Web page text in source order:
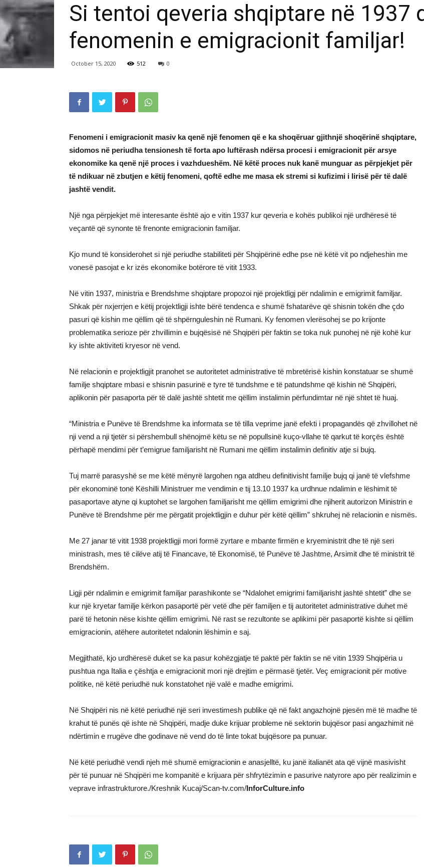
Si tentoi qeveria shqiptare në 1937
fenomenin e emigracionit familjar!
October 15, 2020 512 0
Fenomeni i emigracionit masiv ka qenë një fenomen që e ka shoqëruar gjithnjë shoqërinë shqiptare,
sidomos në periudha tensionesh të forta apo luftërash ndërsa procesi i emigracionit për arsye
ekonomike ka qenë një proces i vazhdueshëm. Në këtë proces nuk kanë munguar as përpjekjet për
të ndikuar në zbutjen e këtij fenomeni, qoftë edhe me masa ek stremi si kufizimi i lirisë për të dalë
jashtë vendit.
Një nga përpjekjet më interesante është ajo e vitin 1937 kur qeveria e kohës publikoi një urdhëresë të
veçantë që synonte të frenonte emigracionin familjar.
Kjo mund të konsiderohet si një periudhe stabiliteti për Shqipërinë edhe pse në këtë vit po ndjeheshin me
vonesë pasojat e kr izës ekonomike botërore të vitit 1933.
Në vitin 1937, ministria e Brendshme shqiptare propozoi një projektligj për ndalimin e emigrimit familjar.
Shkak për nxjerrjen e këtij projektligji ishte bërë tendenca e shumë fshatarëve që shisnin tokën dhe çdo
pasuri që kishin me qëllim që të shpërnguleshin në Rumani. Ky fenomen vlerësohej se po krijonte
problematika serioze për zhvillimin e bujqësisë në Shqipëri për faktin se toka nuk punohej në një kohë kur
ky ishte aktiviteti kryesor në vend.
Në relacionin e projektligjit pranohet se autoritetet administrative të mbretërisë kishin konstatuar se shumë
familje shqiptare mbasi e shisnin pasurinë e tyre të tundshme e të patundshme që kishin në Shqipëri,
aplikonin për pasaporta për të dalë jashtë shtetit me qëllim instalimin përfundimtar në një shtet të huaj.
“Ministria e Punëve të Brendshme ka informata se të tilla veprime janë efekti i propagandës që zhvillohet në
nji vend a nji tjetër si përshembull shënojmë këtu se në popullsinë kuço-vllahe të qarkut të korçës është
përhapë mendimi për t’emigrue familjarisht në Rumani me qëllim instalimin definitiv atje si bujq.
Tuj marrë parasyshë se me këtë mënyrë largohen nga atdheu definitivisht familje bujq qi janë të vlefshme
për ekonominë tonë Këshilli Ministruer me vendimin e tij 13.10 1937 ka urdhnue ndalimin e lëshimit të
pasaportave atyne qi kuptohet se largohen familjarisht me qëllim emigrimi dhe njiherit autorizon Ministrin e
Punëve të Brendshme për me përgatit projektligjin e duhur për këtë qëllim” shkruhej në relacionin e nismës.
Me 27 janar të vitit 1938 projektligji mori formë zyrtare e mbante firmën e kryeministrit dhe të një seri
ministrash, mes të cilëve atij të Financave, të Ekonomisë, të Punëve të Jashtme, Arsimit dhe të ministrit të
Brendshëm.
Ligji për ndalimin e emigrimit familjar parashikonte se “Ndalohet emigrimi familjarisht jashtë shtetit” dhe se
kur një kryetar familje kërkon pasaportë për vetë dhe për familjen e tij autoritetet administrative duhet më
parë të hetonin nëse kishte qëllim emigrimi. Në rast se rezultonte se aplikimi për pasaportë kishte si qëllim
emigracionin, atëhere autoritetet ndalonin lëshimin e saj.
Megjithatë, kjo urdhëresë duket se ka pasur kohëzgjatje të paktë për faktin se në vitin 1939 Shqipëria u
pushtua nga Italia e çështja e emigracionit mori një drejtim e përmasë tjetër. Veç emigracionit për motive
politike, në këtë periudhë nuk konstatohet një valë e madhe emigrimi.
Në Shqipëri nis në këtë periudhë një seri investimesh publike që në fakt angazhojnë pjesën më të madhe të
krahut të punës që ishte në Shqipëri, madje duke krijuar probleme në sektorin bujqësor pasi angazhimit në
ndërtimin e rrugëve dhe godinave në vend do të linte tokat bujqësore pa punuar.
Në këtë periudhë vendi njeh më shumë emigracionin e anasjelltë, ku janë italianët ata që vijnë masivisht
për të punuar në Shqipëri me kompanitë e krijuara për shfrytëzimin e pasurive natyrore apo për realizimin e
veprave infrastrukturore./Kreshnik Kucaj/Scan-tv.com/InforCulture.info